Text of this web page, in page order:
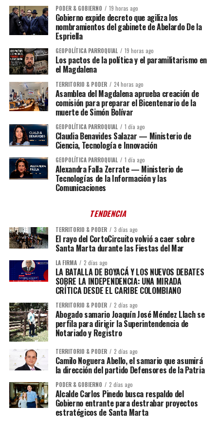
PODER & GOBIERNO 19 horas ago
Gobierno expide decreto que agiliza los
nombramientos del gabinete de Abelardo De la
Espriella
GEOPOLÍTICA PARROQUIAL 19 horas ago
Los pactos de la política y el paramilitarismo en
el Magdalena
TERRITORIO & PODER 24 horas ago
Asamblea del Magdalena aprueba creación de
comisión para preparar el Bicentenario de la
muerte de Simón Bolívar
GEOPOLÍTICA PARROQUIAL 1 día ago
Claudia Benavides Salazar — Ministerio de
Ciencia, Tecnología e Innovación
GEOPOLÍTICA PARROQUIAL 1 día ago
Alexandra Falla Zerrate — Ministerio de
Tecnologías de la Información y las
Comunicaciones
TENDENCIA
TERRITORIO & PODER 3 días ago
El rayo del CortoCircuito volvió a caer sobre
Santa Marta durante las Fiestas del Mar
LA FIRMA 2 días ago
LA BATALLA DE BOYACÁ Y LOS NUEVOS DEBATES
SOBRE LA INDEPENDENCIA: UNA MIRADA
CRÍTICA DESDE EL CARIBE COLOMBIANO
TERRITORIO & PODER 2 días ago
Abogado samario Joaquín José Méndez Llach se
perfila para dirigir la Superintendencia de
Notariado y Registro
TERRITORIO & PODER 2 días ago
Camilo Noguera Abello, el samario que asumirá
la dirección del partido Defensores de la Patria
PODER & GOBIERNO 2 días ago
Alcalde Carlos Pinedo busca respaldo del
Gobierno entrante para destrabar proyectos
estratégicos de Santa Marta